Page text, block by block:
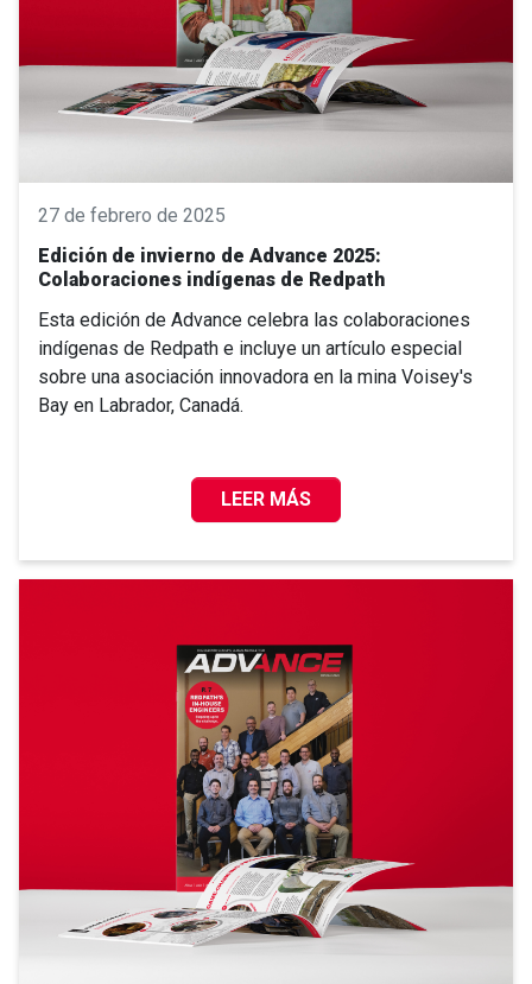
27 de febrero de 2025
Edición de invierno de Advance 2025:
Colaboraciones indígenas de Redpath
Esta edición de Advance celebra las colaboraciones
indígenas de Redpath e incluye un artículo especial
sobre una asociación innovadora en la mina Voisey's
Bay en Labrador, Canadá.
LEER MÁS
EDICIÓN DE INVIERNO DE